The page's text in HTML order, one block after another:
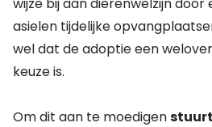
asielen tijdelijke
wel dat de adoptie een
keuze is.
Om dit aan te moedigen